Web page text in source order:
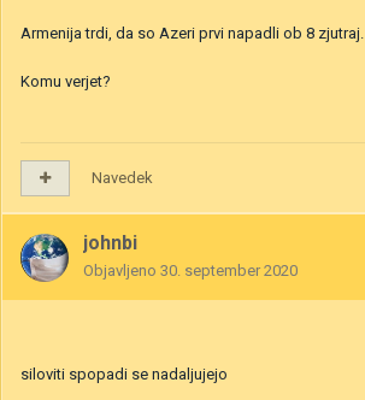
Armenija trdi, da so Azeri prvi napadli ob 8 zjutraj.
Komu verjet?
Navedek
johnbi
Objavljeno 30. september 2020
siloviti spopadi se nadaljujejo